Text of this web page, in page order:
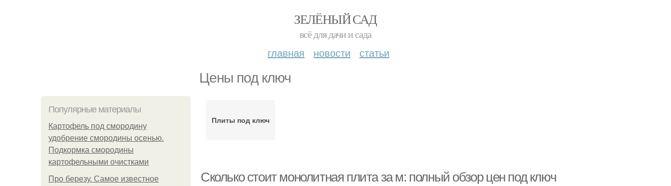
ЗЕЛЁНЫЙ САД
всё для дачи и сада
главная новости статьи
Цены под ключ
Популярные материалы
Картофель под смородину
удобрение смородины осенью.
Подкормка смородины
картофельными очистками
Про березу. Самое известное
Плиты под ключ
Сколько стоит монолитная плита за м: полный обзор цен под ключ